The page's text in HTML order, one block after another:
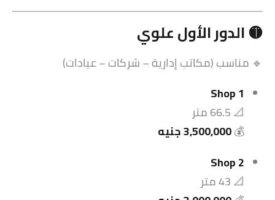
🟡 الدور الأول علوي
🔹 مناسب (مكاتب إدارية – شركات – عيادات)
Shop 1
📐 66.5 متر
💰3,500,000 جنيه
Shop 2
📐 43 متر